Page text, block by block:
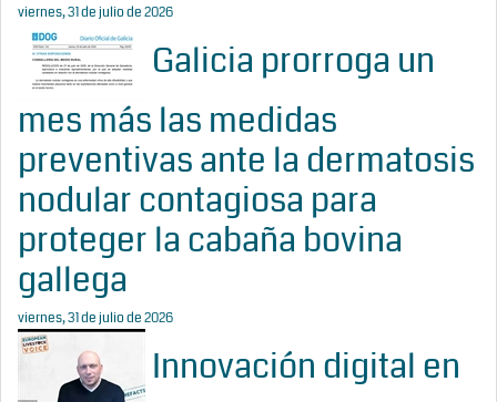
viernes, 31 de julio de 2026
Galicia prorroga un
mes más las medidas
preventivas ante la dermatosis
nodular contagiosa para
proteger la cabaña bovina
gallega
viernes, 31 de julio de 2026
Innovación digital en